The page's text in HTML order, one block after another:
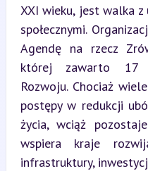
XXI wieku, jest walka
społecznymi.
Agendę na rzecz
której zawarto 17
Rozwoju. Chociaż
postępy w redukcji
życia, wciąż
wspiera kraje
infrastruktury,